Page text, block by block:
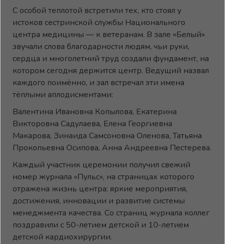
С особой теплотой встретили тех, кто стоял у
истоков сестринской службы Национального
центра медицины — к ветеранам. В зале «Белый»
звучали слова благодарности людям, чьи руки,
сердца и многолетний труд создали фундамент, на
котором сегодня держится центр. Ведущий назвал
каждого поимённо, и зал встречал эти имена
тёплыми аплодисментами:
Валентина Ивановна Копылова, Екатерина
Викторовна Садулаева, Елена Георгиевна
Макарова, Зинаида Самсоновна Оленова, Татьяна
Прокопьевна Осипова, Анна Андреевна Пестерева.
Каждый участник церемонии получил свежий
номер журнала «Пульс», на страницах которого
отражена жизнь центра: яркие мероприятия,
достижения, инновации и развитие системы
менеджмента качества. Со страниц журнала коллег
поздравили с 50-летием детской и 10-летием
детской кардиохирургии.